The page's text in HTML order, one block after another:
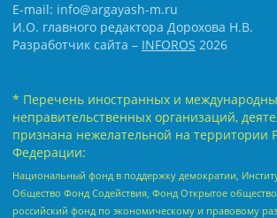
E-mail: info@argayash-m.ru
И.О. главного редактора Дорохова Н.В.
Разработчик сайта – INFOROS 2026
* Перечень иностранных и
неправительственных организаций,
признана нежелательной на территории
Федерации:
Национальный фонд в поддержку демократии,
Общество Фонд Содействия, Фонд Открытое
российский фонд по экономическому и правовому